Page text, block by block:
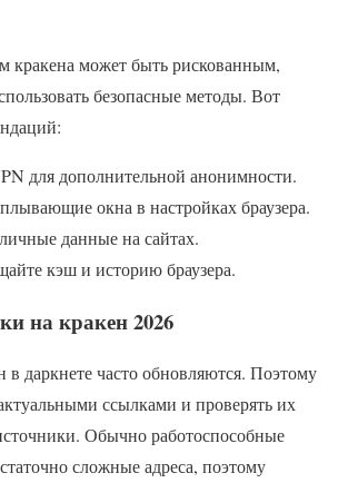
кракена может быть рискованным,
безопасные методы. Вот
для дополнительной анонимности.
окна в настройках браузера.
данные на сайтах.
кэш и историю браузера.
на кракен 2026
даркнете часто обновляются. Поэтому
ссылками и проверять их
Обычно работоспособные
сложные адреса, поэтому